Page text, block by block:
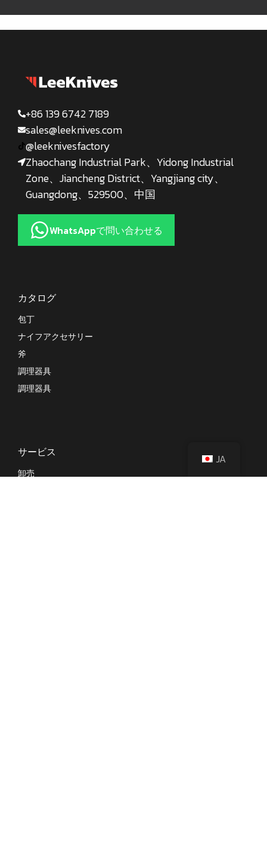
+86 139 6742 7189
sales@leeknives.com
@leeknivesfactory
Zhaochang Industrial Park、Yidong Industrial
Zone、Jiancheng District、Yangjiang city、
Guangdong、529500、中国
WhatsAppで問い合わせる
カタログ
包丁
ナイフアクセサリー
斧
調理器具
調理器具
サービス
卸売
JA